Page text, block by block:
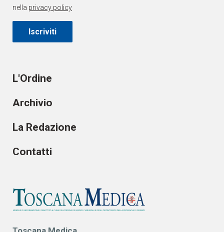
L'Ordine
Archivio
La Redazione
Contatti
nella privacy policy
Iscriviti